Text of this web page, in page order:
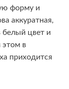
форму и
аккуратная,
белый цвет и
этом в
приходится